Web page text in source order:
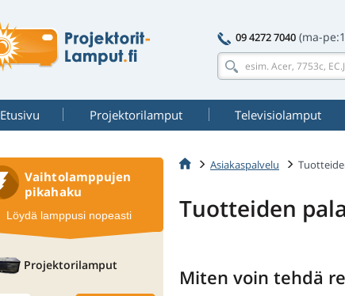
09 4272 7040 (ma-
Etusivu Projektorilamput Televisiolamput
Asiakaspalvelu
Tuotteiden
Miten voin tehdä
Vaihtolamppujen
pikahaku
Löydä lamppusi nopeasti
Projektorilamput